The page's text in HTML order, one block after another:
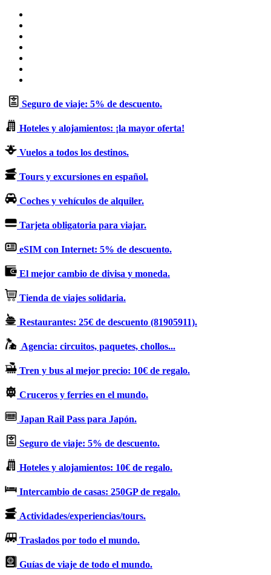
Seguro de viaje: 5% de descuento.
Hoteles y alojamientos: ¡la mayor oferta!
Vuelos a todos los destinos.
Tours y excursiones en español.
Coches y vehículos de alquiler.
Tarjeta obligatoria para viajar.
eSIM con Internet: 5% de descuento.
El mejor cambio de divisa y moneda.
Tienda de viajes solidaria.
Restaurantes: 25€ de descuento (81905911).
Agencia: circuitos, paquetes, chollos...
Tren y bus al mejor precio: 10€ de regalo.
Cruceros y ferries en el mundo.
Japan Rail Pass para Japón.
Seguro de viaje: 5% de descuento.
Hoteles y alojamientos: 10€ de regalo.
Intercambio de casas: 250GP de regalo.
Actividades/experiencias/tours.
Traslados por todo el mundo.
Guías de viaje de todo el mundo.